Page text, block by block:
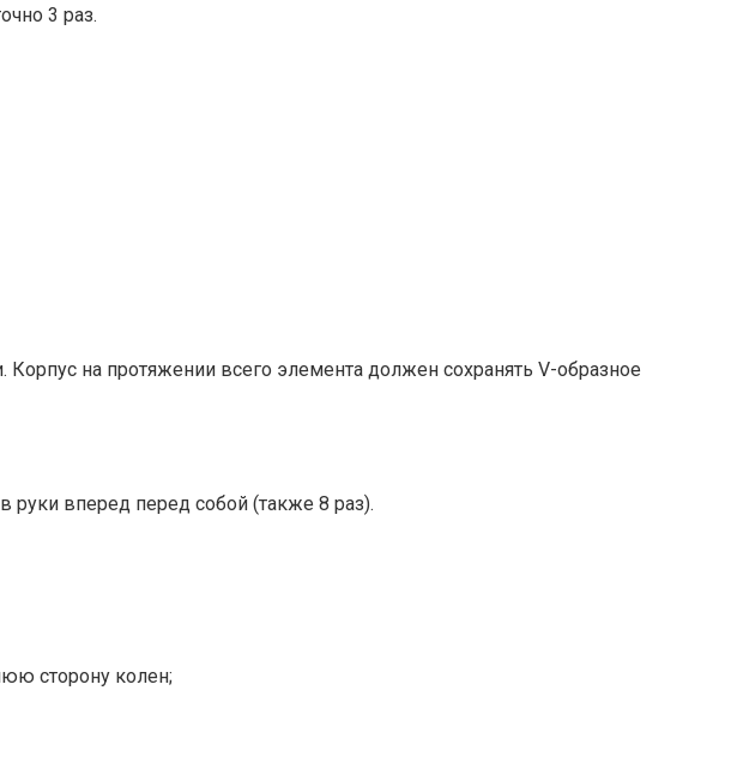
3 раз.
на протяжении всего элемента должен сохранять V-образное
руки вперед перед собой (также 8 раз).
сторону колен;